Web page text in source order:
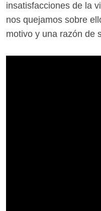
insatisfacciones de la
nos quejamos sobre
motivo y una razón de